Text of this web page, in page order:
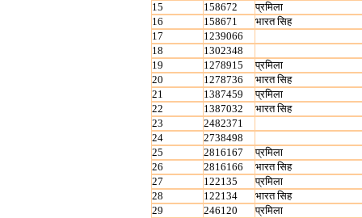
15
158672
प्रमिला
16
158671
भारत सिह
17
1239066
18
1302348
19
1278915
प्रमिला
20
1278736
भारत सिह
21
1387459
प्रमिला
22
1387032
भारत सिह
23
2482371
24
2738498
25
2816167
प्रमिला
26
2816166
भारत सिह
27
122135
प्रमिला
28
122134
भारत सिह
29
246120
प्रमिला